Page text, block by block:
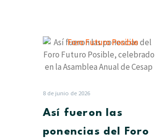
Así
fueron
las
Futuro
Posible,
8 de junio de 2026
Así fueron las
ponencias del Foro